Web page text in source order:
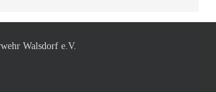
Walsdorf e.V.